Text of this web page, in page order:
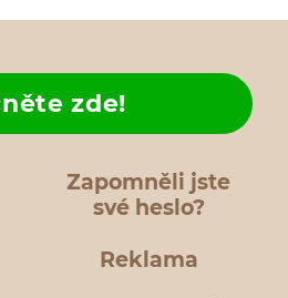
Zapomněli jste
své heslo?
zde!
Reklama